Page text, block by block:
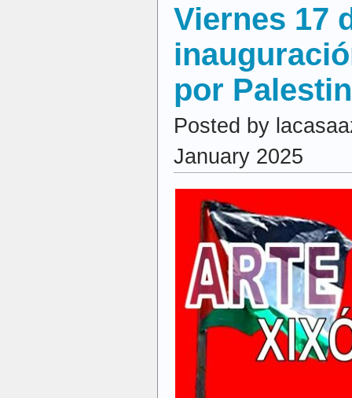
Viernes 17
por
Posted by
January 2025